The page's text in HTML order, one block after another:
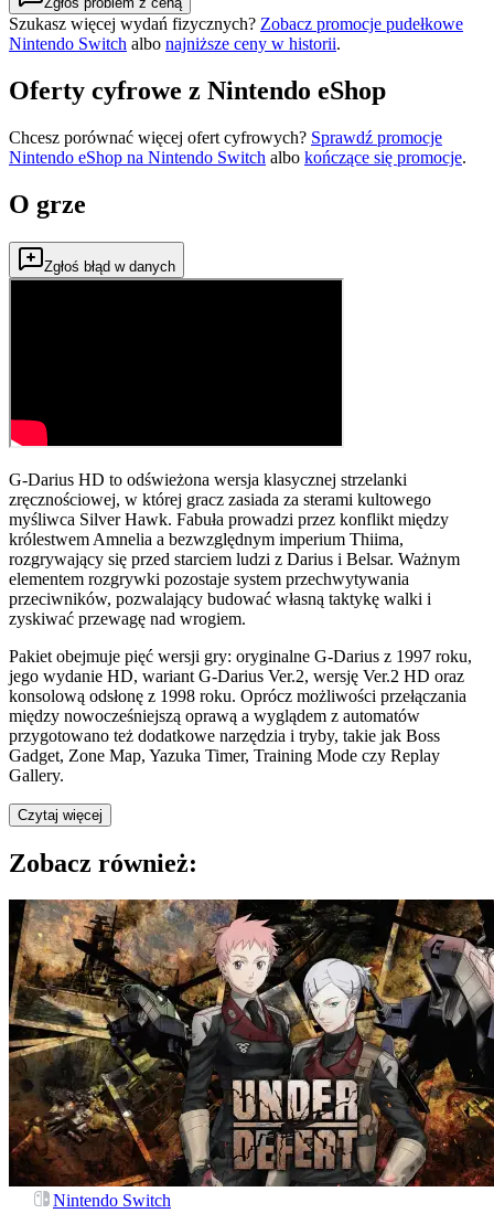
Szukasz więcej wydań fizycznych? Zobacz promocje pudełkowe
Nintendo Switch albo najniższe ceny w historii.
Oferty cyfrowe z Nintendo eShop
Chcesz porównać więcej ofert cyfrowych? Sprawdź promocje
Nintendo eShop na Nintendo Switch albo kończące się promocje.
O grze
Zgłoś błąd w danych
G-Darius HD to odświeżona wersja klasycznej strzelanki
zręcznościowej, w której gracz zasiada za sterami kultowego
myśliwca Silver Hawk. Fabuła prowadzi przez konflikt między
królestwem Amnelia a bezwzględnym imperium Thiima,
rozgrywający się przed starciem ludzi z Darius i Belsar. Ważnym
elementem rozgrywki pozostaje system przechwytywania
przeciwników, pozwalający budować własną taktykę walki i
zyskiwać przewagę nad wrogiem.
Pakiet obejmuje pięć wersji gry: oryginalne G-Darius z 1997 roku,
jego wydanie HD, wariant G-Darius Ver.2, wersję Ver.2 HD oraz
konsolową odsłonę z 1998 roku. Oprócz możliwości przełączania
między nowocześniejszą oprawą a wyglądem z automatów
przygotowano też dodatkowe narzędzia i tryby, takie jak Boss
Gadget, Zone Map, Yazuka Timer, Training Mode czy Replay
Gallery.
Czytaj więcej
Zobacz również:
Nintendo Switch